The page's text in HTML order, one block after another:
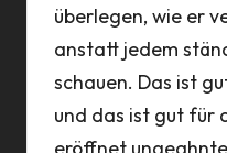
überlegen, wie er
anstatt jedem
schauen. Das ist
und das ist gut für
eröffnet